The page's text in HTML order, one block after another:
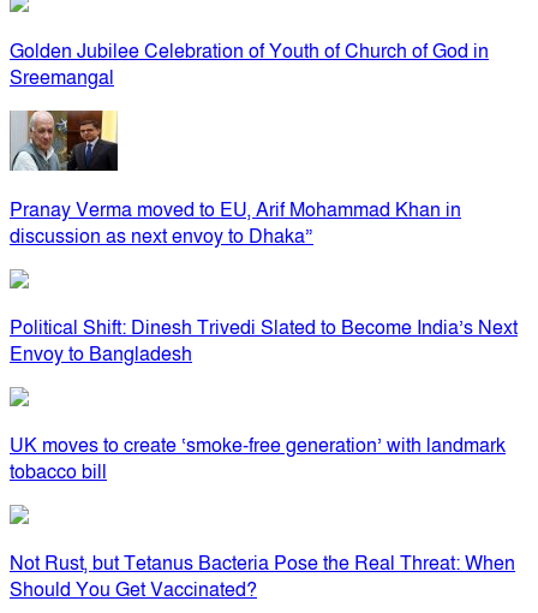
Golden Jubilee Celebration of Youth of Church of God in
Sreemangal
Pranay Verma moved to EU, Arif Mohammad Khan in
discussion as next envoy to Dhaka”
Political Shift: Dinesh Trivedi Slated to Become India’s Next
Envoy to Bangladesh
UK moves to create ‘smoke-free generation’ with landmark
tobacco bill
Not Rust, but Tetanus Bacteria Pose the Real Threat: When
Should You Get Vaccinated?